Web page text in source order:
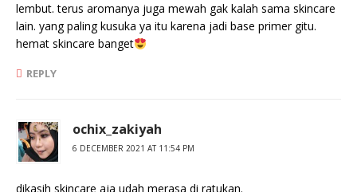
lembut. terus aromanya juga mewah gak kalah sama skincare
lain. yang paling kusuka ya itu karena jadi base primer gitu.
hemat skincare banget
REPLY
ochix_zakiyah
6 DECEMBER 2021 AT 11:54 PM
dikasih skincare aja udah merasa di ratukan.